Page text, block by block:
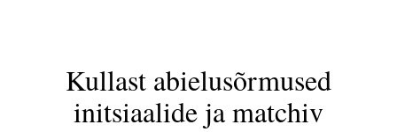
Kullast abielusõrmused
initsiaalide ja matchiv